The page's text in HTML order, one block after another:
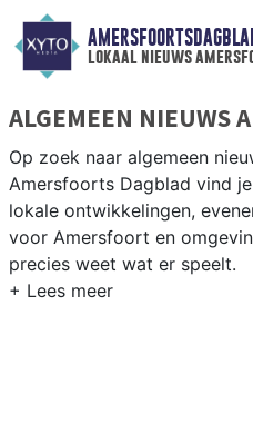
lokaal nieuws
ALGEMEEN NIEUWS
Op zoek naar algemeen
Amersfoorts Dagblad vind
lokale ontwikkelingen,
voor Amersfoort en
precies weet wat er speelt.